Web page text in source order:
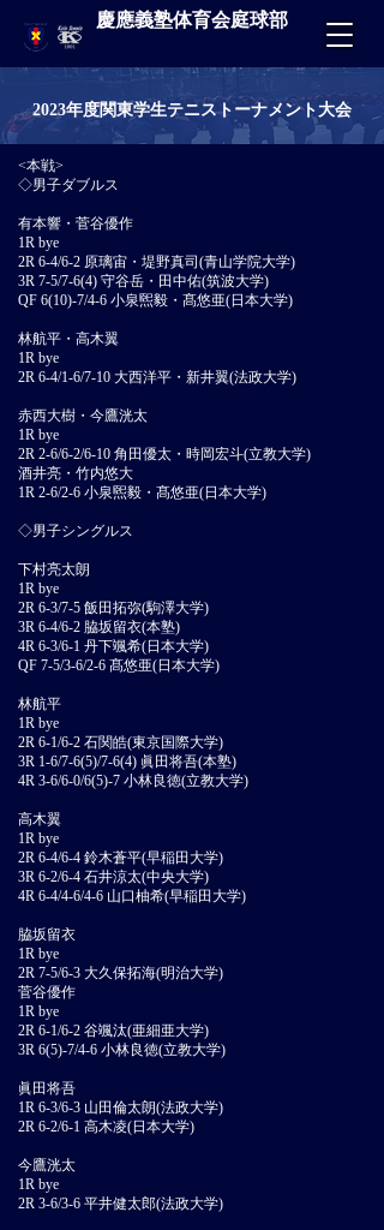
慶應義塾体育会庭球部
2023年度関東学生テニストーナメント大会
<本戦>
◇男子ダブルス
有本響・菅谷優作
1R bye
2R 6-4/6-2 原璃宙・堤野真司(青山学院大学)
3R 7-5/7-6(4) 守谷岳・田中佑(筑波大学)
QF 6(10)-7/4-6 小泉煕毅・髙悠亜(日本大学)
林航平・高木翼
1R bye
2R 6-4/1-6/7-10 大西洋平・新井翼(法政大学)
赤西大樹・今鷹洸太
1R bye
2R 2-6/6-2/6-10 角田優太・時岡宏斗(立教大学)
酒井亮・竹内悠大
1R 2-6/2-6 小泉煕毅・髙悠亜(日本大学)
◇男子シングルス
下村亮太朗
1R bye
2R 6-3/7-5 飯田拓弥(駒澤大学)
3R 6-4/6-2 脇坂留衣(本塾)
4R 6-3/6-1 丹下颯希(日本大学)
QF 7-5/3-6/2-6 髙悠亜(日本大学)
林航平
1R bye
2R 6-1/6-2 石関皓(東京国際大学)
3R 1-6/7-6(5)/7-6(4) 眞田将吾(本塾)
4R 3-6/6-0/6(5)-7 小林良徳(立教大学)
高木翼
1R bye
2R 6-4/6-4 鈴木蒼平(早稲田大学)
3R 6-2/6-4 石井涼太(中央大学)
4R 6-4/4-6/4-6 山口柚希(早稲田大学)
脇坂留衣
1R bye
2R 7-5/6-3 大久保拓海(明治大学)
菅谷優作
1R bye
2R 6-1/6-2 谷颯汰(亜細亜大学)
3R 6(5)-7/4-6 小林良徳(立教大学)
眞田将吾
1R 6-3/6-3 山田倫太朗(法政大学)
2R 6-2/6-1 高木凌(日本大学)
今鷹洸太
1R bye
2R 3-6/3-6 平井健太郎(法政大学)